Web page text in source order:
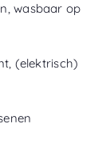
wasbaar op
(elektrisch)